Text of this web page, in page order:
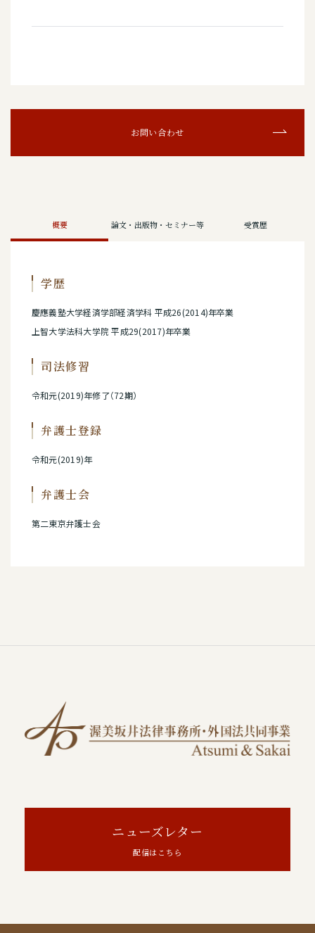
お問い合わせ
概要 論文・出版物・セミナー等 受賞歴
学歴
慶應義塾大学経済学部経済学科 平成26(2014)年卒業
上智大学法科大学院 平成29(2017)年卒業
司法修習
令和元(2019)年修了（72期）
弁護士登録
令和元(2019)年
弁護士会
第二東京弁護士会
ニューズレター
配信はこちら